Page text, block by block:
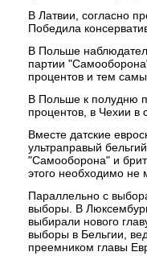
В Латвии, согласно
Победила
В Польше
партии
процентов и тем
В Польше к полудню
процентов, в Чехии
Вместе датские
ультраправый
"Самооборона" и
этого необходимо не
Параллельно с
выборы. В
выбирали нового
выборы в Бельгии,
преемником главы